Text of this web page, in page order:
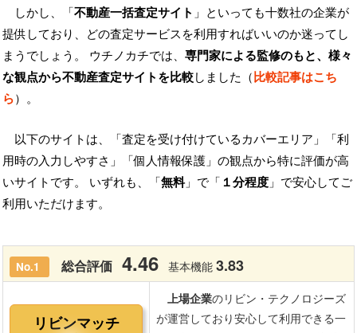
しかし、「不動産一括査定サイト 」といっても十数社の企業が
提供しており、どの査定サービスを利用すればいいのか迷ってし
まうでしょう。 ウチノカチでは、 専門家による監修のもと、様々
な観点から不動産査定サイトを比較しました（比較記事はこち
ら）。
以下のサイトは、「査定を受け付けているカバーエリア」「利
用時の入力しやすさ」「個人情報保護」の観点から特に評価が高
いサイトです。 いずれも、「無料」で「 １分程度 」で安心してご
利用いただけます。